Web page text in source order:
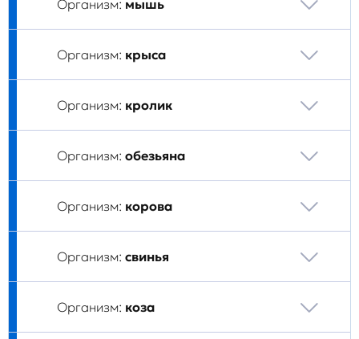
Организм: мышь
Организм: крыса
Организм: кролик
Организм: обезьяна
Организм: корова
Организм: свинья
Организм: коза